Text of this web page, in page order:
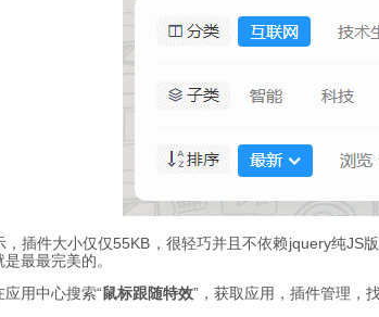
，插件大小仅仅55KB，很轻巧并且不依赖jquery纯JS
最最完美的。
用中心搜索“鼠标跟随特效”，获取应用，插件管理，